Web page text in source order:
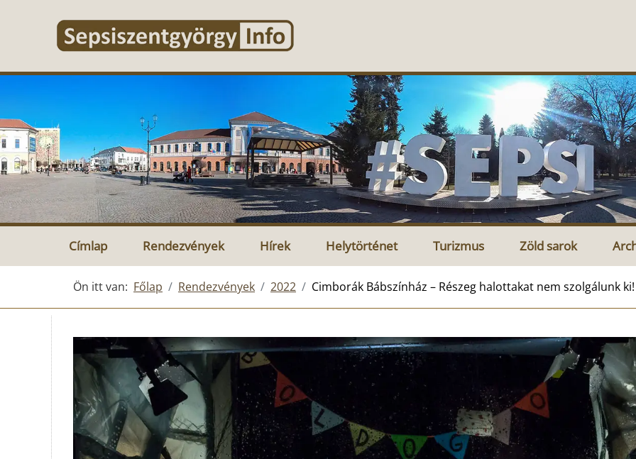
Címlap Rendezvények Hírek Helytörténet Turizmus Zöld sarok
Ön itt van: Főlap Rendezvények 2022 Cimborák Bábszínház – Részeg halottakat nem szolgálunk ki!